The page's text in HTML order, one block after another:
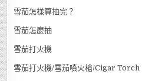
雪茄怎樣算抽完？
雪茄怎麼抽
雪茄打火機
雪茄打火機/雪茄噴火槍/Cigar Torch